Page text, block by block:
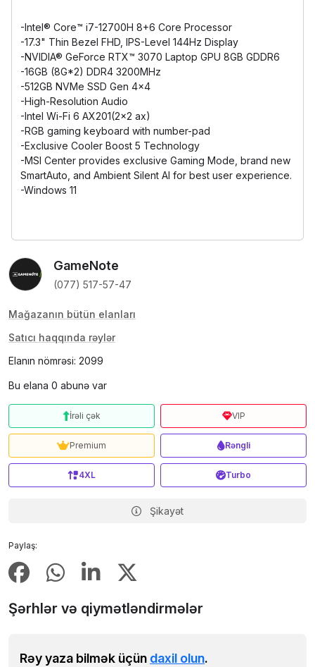
-Intel® Core™ i7-12700H 8+6 Core Processor
-17.3" Thin Bezel FHD, IPS-Level 144Hz Display
-NVIDIA® GeForce RTX™ 3070 Laptop GPU 8GB GDDR6
-16GB (8G*2) DDR4 3200MHz
-512GB NVMe SSD Gen 4x4
-High-Resolution Audio
-Intel Wi-Fi 6 AX201(2x2 ax)
-RGB gaming keyboard with number-pad
-Exclusive Cooler Boost 5 Technology
-MSI Center provides exclusive Gaming Mode, brand new
SmartAuto, and Ambient Silent AI for best user experience.
-Windows 11
GameNote
(077) 517-57-47
Mağazanın bütün elanları
Satıcı haqqında rəylər
Elanın nömrəsi: 2099
Bu elana 0 abunə var
Paylaş:
İrəli çək VIP
Premium Rəngli
4XL Turbo
Şikayət
Şərhlər və qiymətləndirmələr
Rəy yaza bilmək üçün daxil olun.